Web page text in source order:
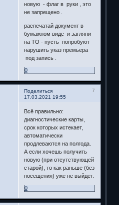
новую - флаг в руки , это
не запрещено .
распечатай документ в
бумажном виде и загляни
на ТО - пусть попробуют
нарушить указ премьера
под запись .
0
Поделиться
7
17.03.2021 19:55
Всё правильно:
диагностические карты,
срок которых истекает,
автоматически
продлеваются на полгода.
А если хочешь получить
новую (при отсутствующей
старой), то как раньше (без
посещения) уже не выйдет.
0